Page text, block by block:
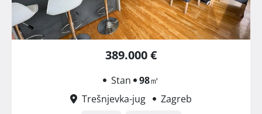
389.000 €
Stan 98㎡
Trešnjevka-jug
Zagreb